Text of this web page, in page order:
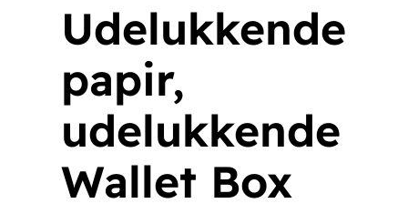
Udelukkende
papir,
udelukkende
Wallet Box